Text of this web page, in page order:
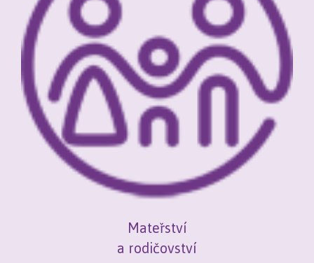
Mateřství
a rodičovství